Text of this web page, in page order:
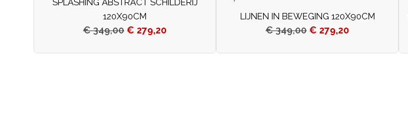
SPLASHING ABSTRACT SCHILDERIJ
120X90CM
€349,00 € 279,20
LIJNEN IN BEWEGING 120X90CM
€349,00 € 279,20